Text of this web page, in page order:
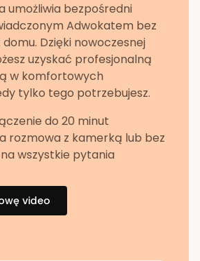
umożliwia bezpośredni
Adwokatem bez
Dzięki nowoczesnej
uzyskać profesjonalną
w komfortowych
tylko tego potrzebujesz.
do 20 minut
rozmowa z kamerką lub bez
wszystkie pytania
video